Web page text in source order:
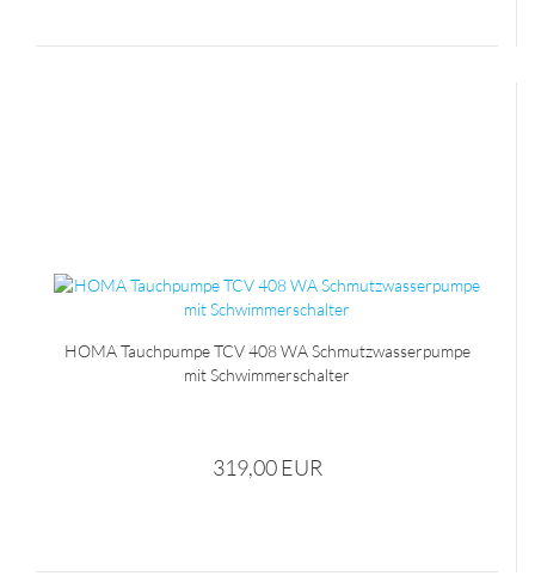
HOMA Tauchpumpe TCV 408 WA Schmutzwasserpumpe
mit Schwimmerschalter
319,00 EUR